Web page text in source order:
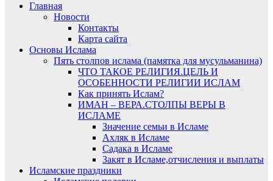
Главная
Новости
Контакты
Карта сайта
Основы Ислама
Пять столпов ислама (памятка для мусульманина)
ЧТО ТАКОЕ РЕЛИГИЯ.ЦЕЛЬ И
ОСОБЕННОСТИ РЕЛИГИИ ИСЛАМ
Как принять Ислам?
ИМАН – ВЕРА.СТОЛПЫ ВЕРЫ В
ИСЛАМЕ
Значение семьи в Исламе
Ахляк в Исламе
Садака в Исламе
Закят в Исламе,отчисления и выплаты
Исламские праздники